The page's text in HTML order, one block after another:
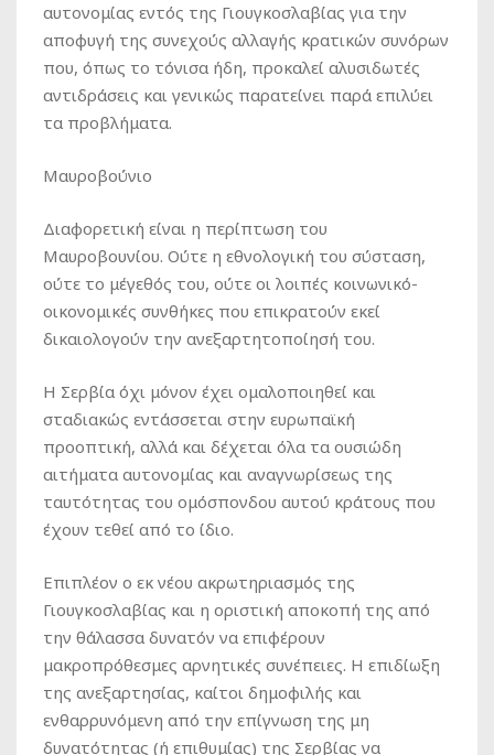
αυτονομίας εντός της Γιουγκοσλαβίας για την
αποφυγή της συνεχούς αλλαγής κρατικών συνόρων
που, όπως το τόνισα ήδη, προκαλεί αλυσιδωτές
αντιδράσεις και γενικώς παρατείνει παρά επιλύει
τα προβλήματα.
Μαυροβούνιο
Διαφορετική είναι η περίπτωση του
Μαυροβουνίου. Ούτε η εθνολογική του σύσταση,
ούτε το μέγεθός του, ούτε οι λοιπές κοινωνικό-
οικονομικές συνθήκες που επικρατούν εκεί
δικαιολογούν την ανεξαρτητοποίησή του.
Η Σερβία όχι μόνον έχει ομαλοποιηθεί και
σταδιακώς εντάσσεται στην ευρωπαϊκή
προοπτική, αλλά και δέχεται όλα τα ουσιώδη
αιτήματα αυτονομίας και αναγνωρίσεως της
ταυτότητας του ομόσπονδου αυτού κράτους που
έχουν τεθεί από το ίδιο.
Επιπλέον ο εκ νέου ακρωτηριασμός της
Γιουγκοσλαβίας και η οριστική αποκοπή της από
την θάλασσα δυνατόν να επιφέρουν
μακροπρόθεσμες αρνητικές συνέπειες. Η επιδίωξη
της ανεξαρτησίας, καίτοι δημοφιλής και
ενθαρρυνόμενη από την επίγνωση της μη
δυνατότητας (ή επιθυμίας) της Σερβίας να